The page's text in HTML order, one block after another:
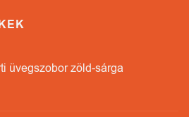
üvegszobor zöld-sárga